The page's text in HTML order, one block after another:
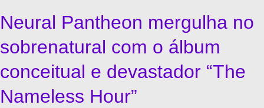
Neural Pantheon mergulha no
sobrenatural com o álbum
conceitual e devastador “The
Nameless Hour”